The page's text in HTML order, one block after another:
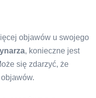
objawów u swojego
, konieczne jest
się zdarzyć, że